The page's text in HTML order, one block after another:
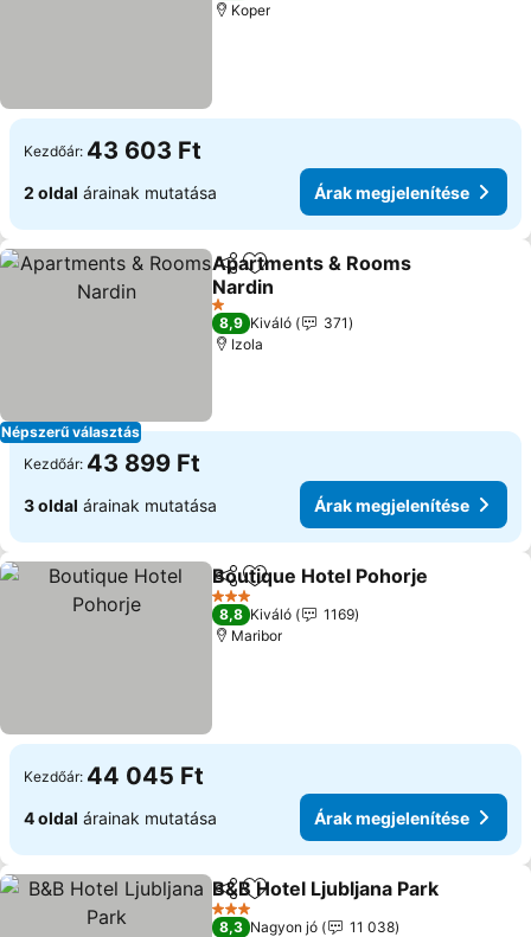
Koper
Kezdőár: 43 603 Ft
2 oldal árainak mutatása Árak megjelenítése
Népszerű választás
Megosztás
Hozzáadás a kedvencekhez
Apartments & Rooms
Nardin
Árak megjelenítése
1 Kategória
8,9 Kiváló
371
Izola
Kezdőár: 43 899 Ft
3 oldal árainak mutatása Árak megjelenítése
MegosztásHozzáadás a kedvencekhez
Boutique Hotel Pohorje
3 Kategória
8,8 Kiváló
1169
Maribor
Kezdőár: 44 045 Ft
4 oldal árainak mutatása Árak megjelenítése
Megosztás
Hozzáadás a kedvencekhez
B&B Hotel Ljubljana Park
3 Kategória
8,3 Nagyon jó
11 038